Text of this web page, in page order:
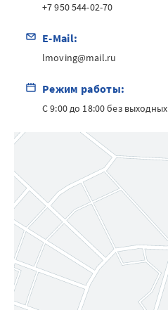
+7 950 544-02-70
E-Mail:
lmoving@mail.ru
Режим работы:
С 9:00 до 18:00 без выходных